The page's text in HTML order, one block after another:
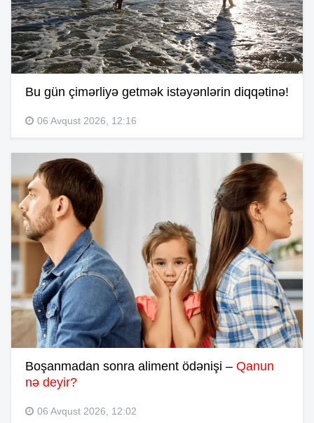
Bu gün çimərliyə getmək istəyənlərin diqqətinə!
06 Avqust 2026, 12:16
Boşanmadan sonra aliment ödənişi – Qanun
nə deyir?
06 Avqust 2026, 12:02